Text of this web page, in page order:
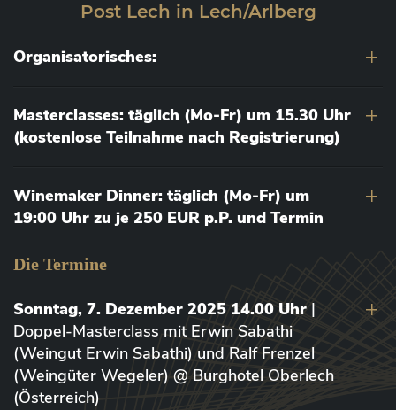
Post Lech in Lech/Arlberg
Organisatorisches:
Masterclasses: täglich (Mo-Fr) um 15.30 Uhr
(kostenlose Teilnahme nach Registrierung)
Winemaker Dinner: täglich (Mo-Fr) um
19:00 Uhr zu je 250 EUR p.P. und Termin
Die Termine
Sonntag, 7. Dezember 2025 14.00 Uhr |
Doppel-Masterclass mit Erwin Sabathi
(Weingut Erwin Sabathi) und Ralf Frenzel
(Weingüter Wegeler) @ Burghotel Oberlech
(Österreich)